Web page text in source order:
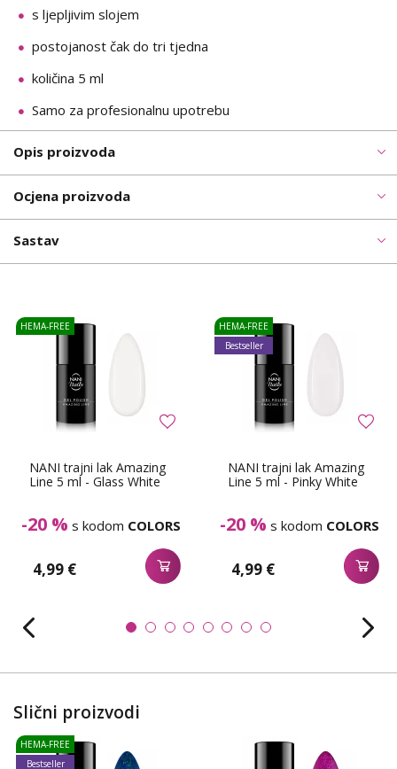
s ljepljivim slojem
postojanost čak do tri tjedna
količina 5 ml
Samo za profesionalnu upotrebu
Opis proizvoda
Ocjena proizvoda
Sastav
NANI trajni lak Amazing
Line 5 ml - Glass White
-20 % s kodom COLORS
4,99 €
HEMA-FREE
NANI trajni lak Amazing
Line 5 ml - Pinky White
-20 % s kodom COLORS
4,99 €
HEMA-FREE
Bestseller
Slični proizvodi
HEMA-FREE
Bestseller